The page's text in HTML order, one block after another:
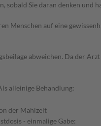
sobald Sie daran denken
Menschen auf eine
abweichen. Da der
alleinige Behandlung:
der Mahlzeit
- einmalige Gabe: